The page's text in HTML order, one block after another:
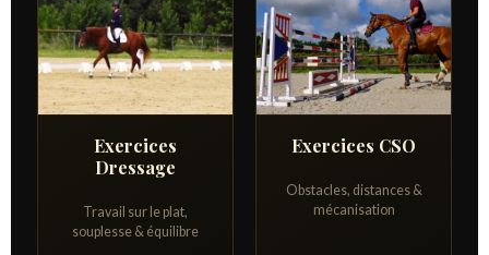
Exercices
Dressage
Travail sur le plat,
souplesse & équilibre
Exercices CSO
Obstacles, distances &
mécanisation